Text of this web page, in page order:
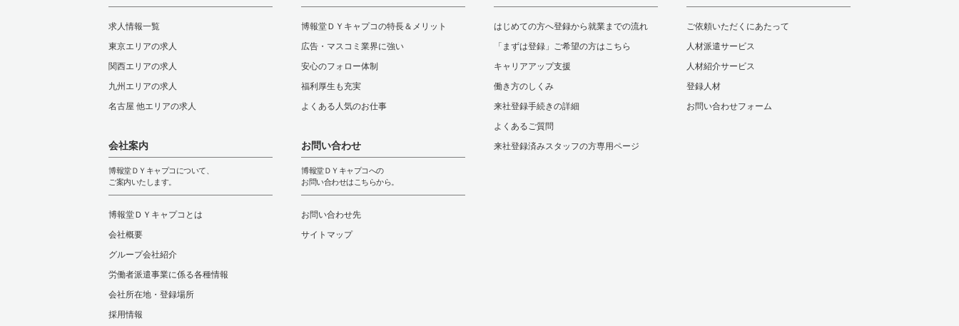
求人情報一覧
東京エリアの求人
関西エリアの求人
九州エリアの求人
名古屋 他エリアの求人
会社案内
博報堂ＤＹキャプコについて、
ご案内いたします。
博報堂ＤＹキャプコとは
会社概要
グループ会社紹介
労働者派遣事業に係る各種情報
会社所在地・登録場所
採用情報
博報堂ＤＹキャプコの特長＆メリット
広告・マスコミ業界に強い
安心のフォロー体制
福利厚生も充実
よくある人気のお仕事
お問い合わせ
博報堂ＤＹキャプコへの
お問い合わせはこちらから。
お問い合わせ先
サイトマップ
はじめての方へ登録から就業までの流れ
「まずは登録」ご希望の方はこちら
キャリアアップ支援
働き方のしくみ
来社登録手続きの詳細
よくあるご質問
来社登録済みスタッフの方専用ページ
ご依頼いただくにあたって
人材派遣サービス
人材紹介サービス
登録人材
お問い合わせフォーム